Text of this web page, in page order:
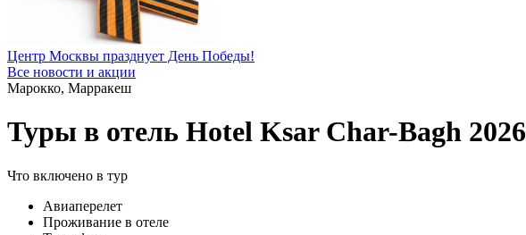
Центр Москвы празднует День Победы!
Все новости и акции
Марокко, Марракеш
Туры в отель Hotel Ksar Char-Bagh 2026
Что включено в тур
Авиаперелет
Проживание в отеле